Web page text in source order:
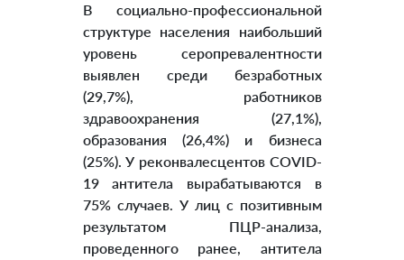
В социально-профессиональной
структуре населения наибольший
уровень серопревалентности
выявлен среди безработных
(29,7%), работников
здравоохранения (27,1%),
образования (26,4%) и бизнеса
(25%). У реконвалесцентов COVID-
19 антитела вырабатываются в
75% случаев. У лиц с позитивным
результатом ПЦР-анализа,
проведенного ранее, антитела